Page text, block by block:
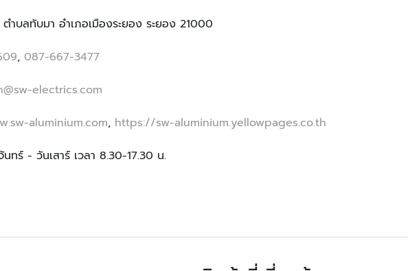
ำบลทับมา อำเภอเมืองระยอง ระยอง 21000
, 087-667-3477
electrics.com
aluminium.com, https://sw-aluminium.yellowpages.co.th
นทร์ - วันเสาร์ เวลา 8.30-17.30 น.